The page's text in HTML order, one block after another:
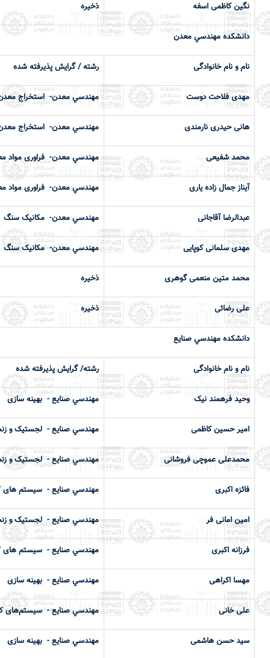
نگین کاظمی اسفه ذخيره
دانشكده مهندسي معدن
نام و نام خانوادگی رشته / گرایش پذیرفته شده
مهدی فلاحت دوست مهندسي معدن- استخراج
هانی حیدری نارمندی مهندسي معدن- استخراج
محمد شفیعی مهندسي معدن- فراوری مواد
آیناز جمال زاده یاری مهندسي معدن- فراوری مواد
عبدالرضا آقاجانی مهندسي معدن- مکانیک سنگ
مهدی سلمانی کوپایی مهندسي معدن- مکانیک سنگ
محمد متین منعمی گوهری ذخیره
علی رضائی ذخیره
دانشكده مهندسي صنایع
نام و نام خانوادگی رشته/ گرایش پذیرفته شده
وحید فرهمند نیک مهندسي صنايع - بهینه سازی
امیر حسین کاظمی مهندسي صنايع - لجستیک و
محمدعلی عموچی فروشانی مهندسي صنايع - لجستیک و
فائزه اکبری مهندسي صنايع - سیستم های
امین امانی فر مهندسي صنايع - لجستیک و
فرزانه اکبری مهندسي صنايع - سیستم های
مهسا اکراهی مهندسي صنايع - بهینه سازی
علی خانی مهندسي صنايع - سیستم‌های
سید حسن هاشمی مهندسي صنايع - بهینه سازی